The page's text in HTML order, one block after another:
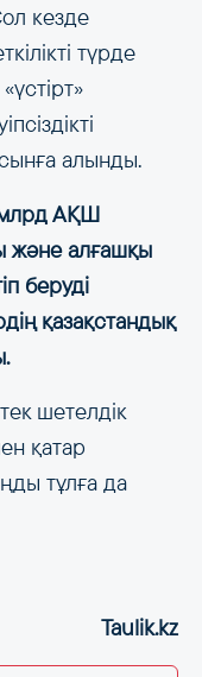
кезде
түрде
алынды.
млрд АҚШ
және алғашқы
беруді
қазақстандық
шетелдік
қатар
тұлға да
Taulik.kz